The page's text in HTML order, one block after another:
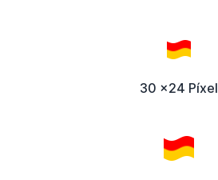
30 x24 Píxel